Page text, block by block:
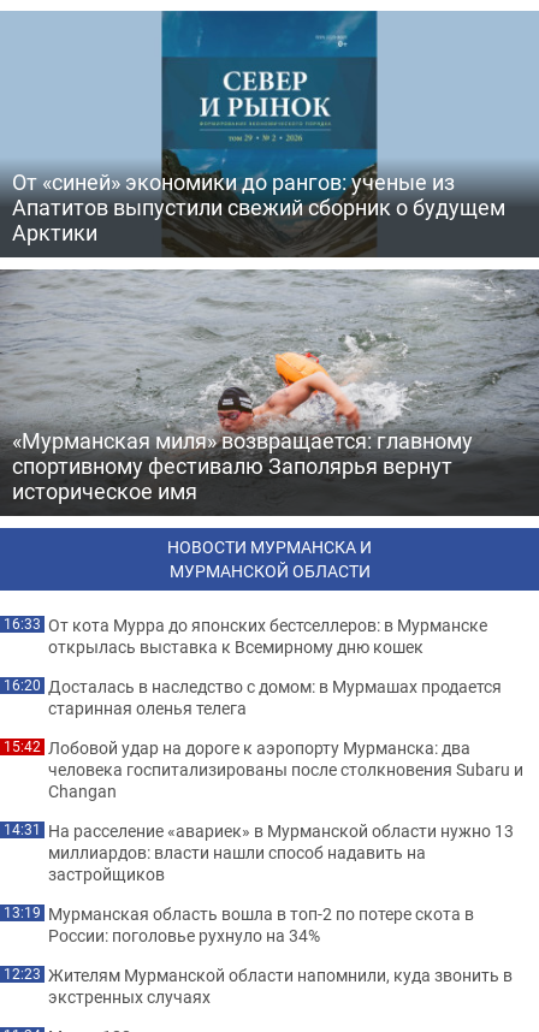
От «синей» экономики до рангов: ученые из
Апатитов выпустили свежий сборник о будущем
Арктики
«Мурманская миля» возвращается: главному
спортивному фестивалю Заполярья вернут
историческое имя
НОВОСТИ МУРМАНСКА И
МУРМАНСКОЙ ОБЛАСТИ
16:33 От кота Мурра до японских бестселлеров: в Мурманске
открылась выставка к Всемирному дню кошек
16:20 Досталась в наследство с домом: в Мурмашах продается
старинная оленья телега
15:42 Лобовой удар на дороге к аэропорту Мурманска: два
человека госпитализированы после столкновения Subaru и
Changan
14:31 На расселение «авариек» в Мурманской области нужно 13
миллиардов: власти нашли способ надавить на
застройщиков
13:19 Мурманская область вошла в топ-2 по потере скота в
России: поголовье рухнуло на 34%
12:23 Жителям Мурманской области напомнили, куда звонить в
экстренных случаях